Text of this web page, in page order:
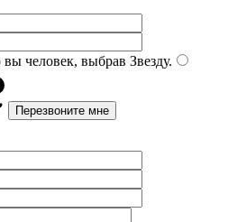
человек, выбрав Звезду.